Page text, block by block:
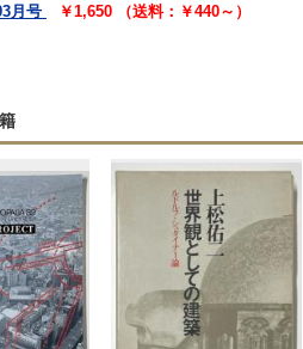
月号
￥1,650 （送料：￥440～）